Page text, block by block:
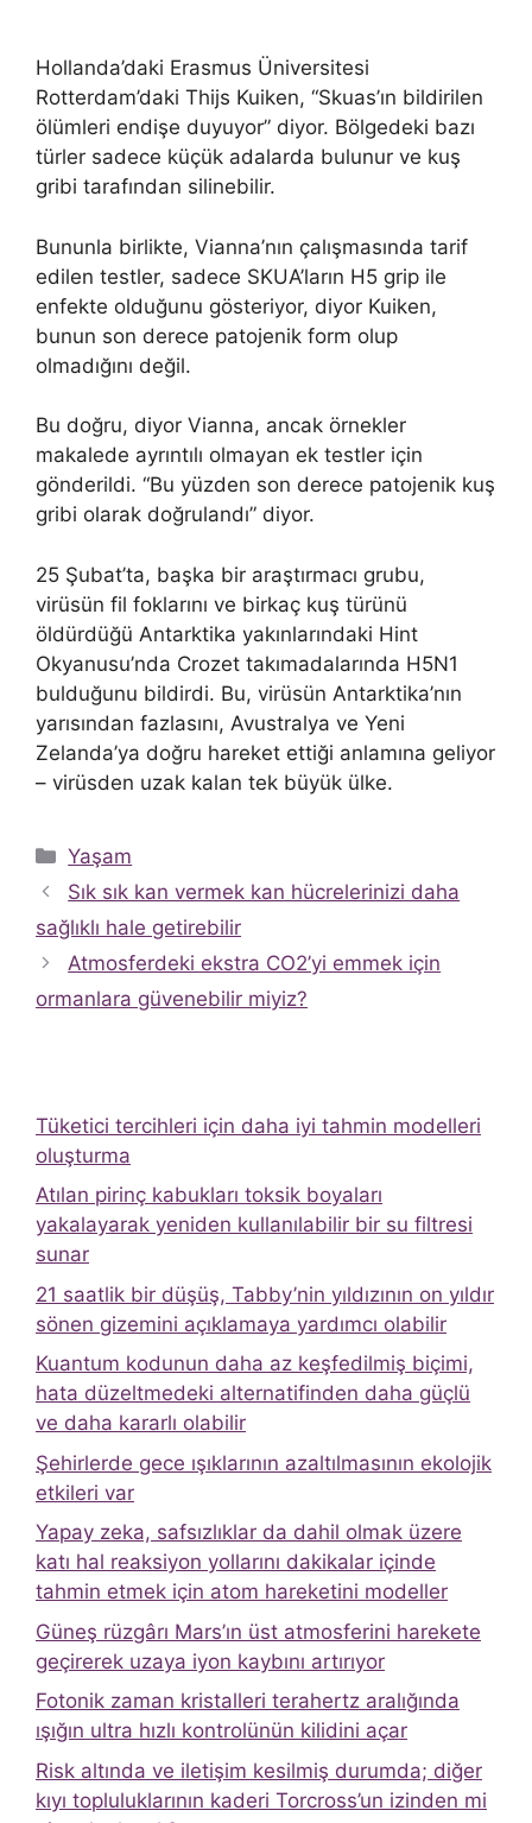
Hollanda’daki Erasmus Üniversitesi
Rotterdam’daki Thijs Kuiken, “Skuas’ın bildirilen
ölümleri endişe duyuyor” diyor. Bölgedeki bazı
türler sadece küçük adalarda bulunur ve kuş
gribi tarafından silinebilir.
Bununla birlikte, Vianna’nın çalışmasında tarif
edilen testler, sadece SKUA’ların H5 grip ile
enfekte olduğunu gösteriyor, diyor Kuiken,
bunun son derece patojenik form olup
olmadığını değil.
Bu doğru, diyor Vianna, ancak örnekler
makalede ayrıntılı olmayan ek testler için
gönderildi. “Bu yüzden son derece patojenik kuş
gribi olarak doğrulandı” diyor.
25 Şubat’ta, başka bir araştırmacı grubu,
virüsün fil foklarını ve birkaç kuş türünü
öldürdüğü Antarktika yakınlarındaki Hint
Okyanusu’nda Crozet takımadalarında H5N1
bulduğunu bildirdi. Bu, virüsün Antarktika’nın
yarısından fazlasını, Avustralya ve Yeni
Zelanda’ya doğru hareket ettiği anlamına geliyor
– virüsden uzak kalan tek büyük ülke.
Kategoriler
Yaşam
Sık sık kan vermek kan hücrelerinizi daha
sağlıklı hale getirebilir
Atmosferdeki ekstra CO2’yi emmek için
ormanlara güvenebilir miyiz?
Tüketici tercihleri ​​için daha iyi tahmin modelleri
oluşturma
Atılan pirinç kabukları toksik boyaları
yakalayarak yeniden kullanılabilir bir su filtresi
sunar
21 saatlik bir düşüş, Tabby’nin yıldızının on yıldır
sönen gizemini açıklamaya yardımcı olabilir
Kuantum kodunun daha az keşfedilmiş biçimi,
hata düzeltmedeki alternatifinden daha güçlü
ve daha kararlı olabilir
Şehirlerde gece ışıklarının azaltılmasının ekolojik
etkileri var
Yapay zeka, safsızlıklar da dahil olmak üzere
katı hal reaksiyon yollarını dakikalar içinde
tahmin etmek için atom hareketini modeller
Güneş rüzgârı Mars’ın üst atmosferini harekete
geçirerek uzaya iyon kaybını artırıyor
Fotonik zaman kristalleri terahertz aralığında
ışığın ultra hızlı kontrolünün kilidini açar
Risk altında ve iletişim kesilmiş durumda; diğer
kıyı topluluklarının kaderi Torcross’un izinden mi